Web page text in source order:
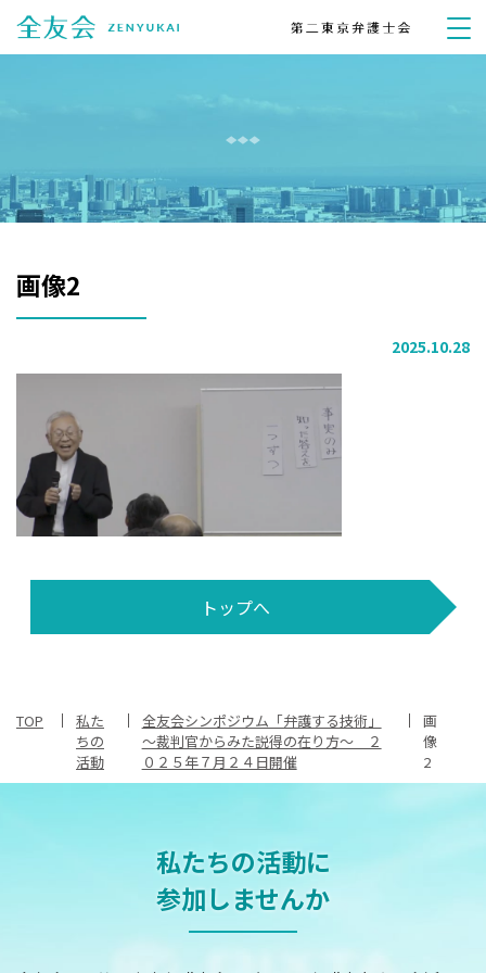
画像2
2025.10.28
トップへ
TOP
私た
ちの
活動
全友会シンポジウム「弁護する技術」
～裁判官からみた説得の在り方～ ２
０２５年７月２４日開催
画
像
2
私たちの活動に
参加しませんか